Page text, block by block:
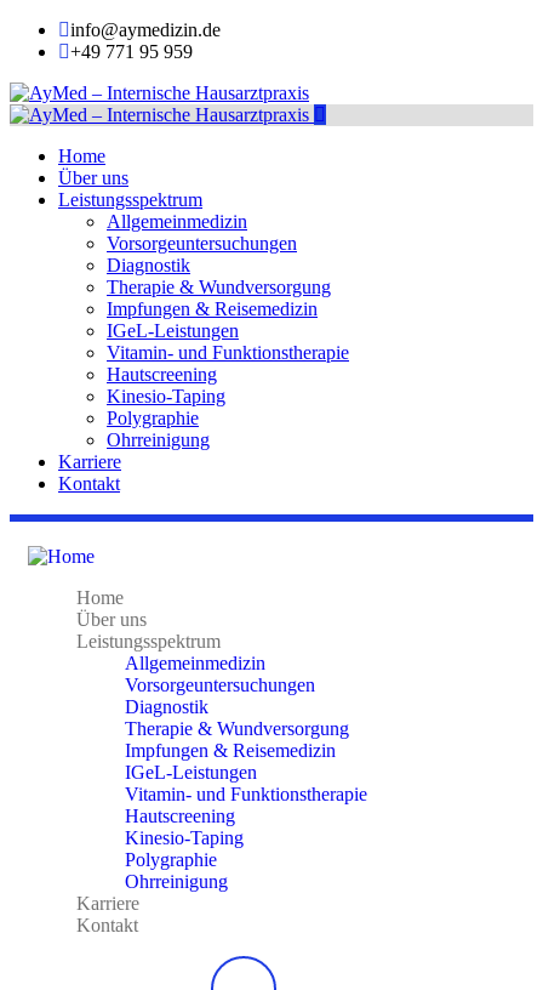
info@aymedizin.de
+49 771 95 959
Home
Über uns
Leistungsspektrum
Allgemeinmedizin
Vorsorgeuntersuchungen
Diagnostik
Therapie & Wundversorgung
Impfungen & Reisemedizin
IGeL-Leistungen
Vitamin- und Funktionstherapie
Hautscreening
Kinesio-Taping
Polygraphie
Ohrreinigung
Karriere
Kontakt
Home
Über uns
Leistungsspektrum
Allgemeinmedizin
Vorsorgeuntersuchungen
Diagnostik
Therapie & Wundversorgung
Impfungen & Reisemedizin
IGeL-Leistungen
Vitamin- und Funktionstherapie
Hautscreening
Kinesio-Taping
Polygraphie
Ohrreinigung
Karriere
Kontakt